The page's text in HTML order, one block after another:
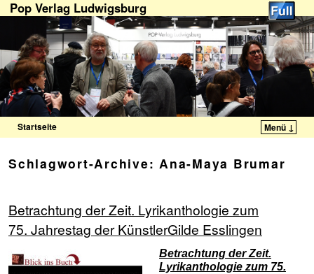
Pop Verlag Ludwigsburg
Startseite Menü ↓
Schlagwort-Archive:Ana-Maya Brumar
Betrachtung der Zeit. Lyrikanthologie zum
75. Jahrestag der KünstlerGilde Esslingen
Betrachtung der Zeit.
Lyrikanthologie zum 75.